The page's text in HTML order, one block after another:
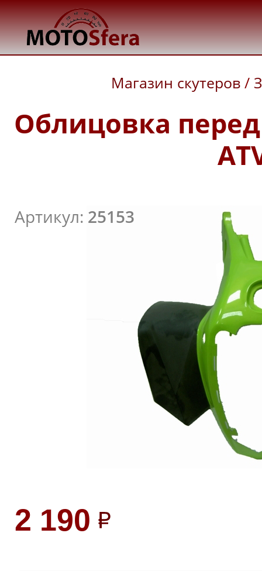
Магазин скутеров /
Облицовка
Артикул: 25153
2 190